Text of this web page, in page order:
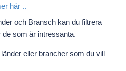
här ..
och Bransch kan du filtrera
de som är intressanta.
eller brancher som du vill